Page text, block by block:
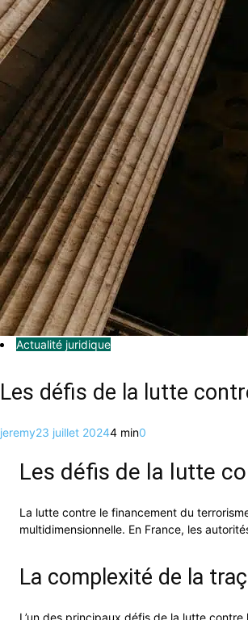
Actualité juridique
Les défis de la lutte
jeremy23 juillet 20244 min0
Les défis de la lutte
La lutte contre le financement du
multidimensionnelle. En France, les
La complexité de la
L’un des principaux défis de la lutte